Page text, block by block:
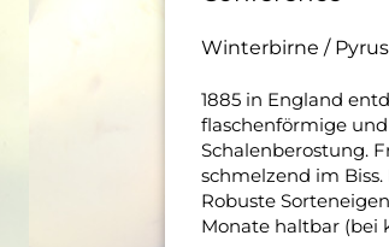
Winterbirne /
1885 in England
flaschenförmige
Schalenberostung.
schmelzend im
Robuste
Monate haltbar (bei